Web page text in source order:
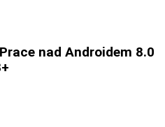
nad Androidem 8.0